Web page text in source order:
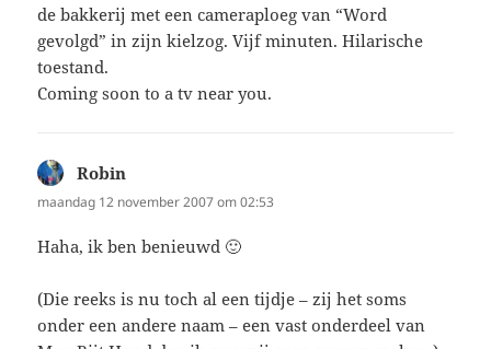
de bakkerij met een cameraploeg van “Word
gevolgd” in zijn kielzog. Vijf minuten. Hilarische
toestand.
Coming soon to a tv near you.
Robin
maandag 12 november 2007 om 02:53
Haha, ik ben benieuwd 🙂
(Die reeks is nu toch al een tijdje – zij het soms
onder een andere naam – een vast onderdeel van